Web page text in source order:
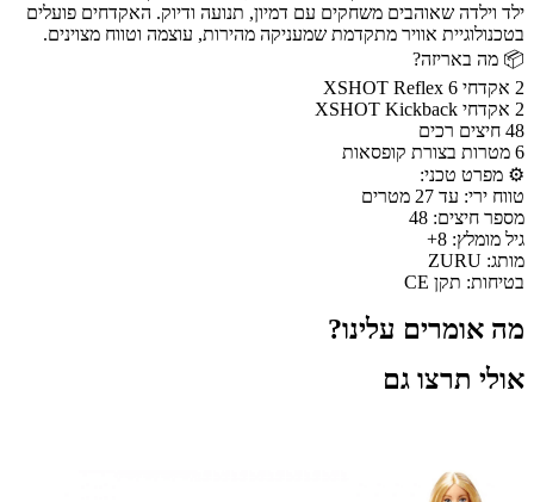
ילד וילדה שאוהבים משחקים עם דמיון, תנועה ודיוק. האקדחים פועלים
בטכנולוגיית אוויר מתקדמת שמעניקה מהירות, עוצמה וטווח מצוינים.
📦 מה באריזה?
2 אקדחי XSHOT Reflex 6
2 אקדחי XSHOT Kickback
48 חיצים רכים
6 מטרות בצורת קופסאות
⚙️ מפרט טכני:
טווח ירי: עד 27 מטרים
מספר חיצים: 48
גיל מומלץ: 8+
מותג: ZURU
בטיחות: תקן CE
מה אומרים עלינו?
אולי תרצו גם